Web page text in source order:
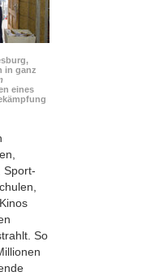
in ganz
eines
Sport­
So